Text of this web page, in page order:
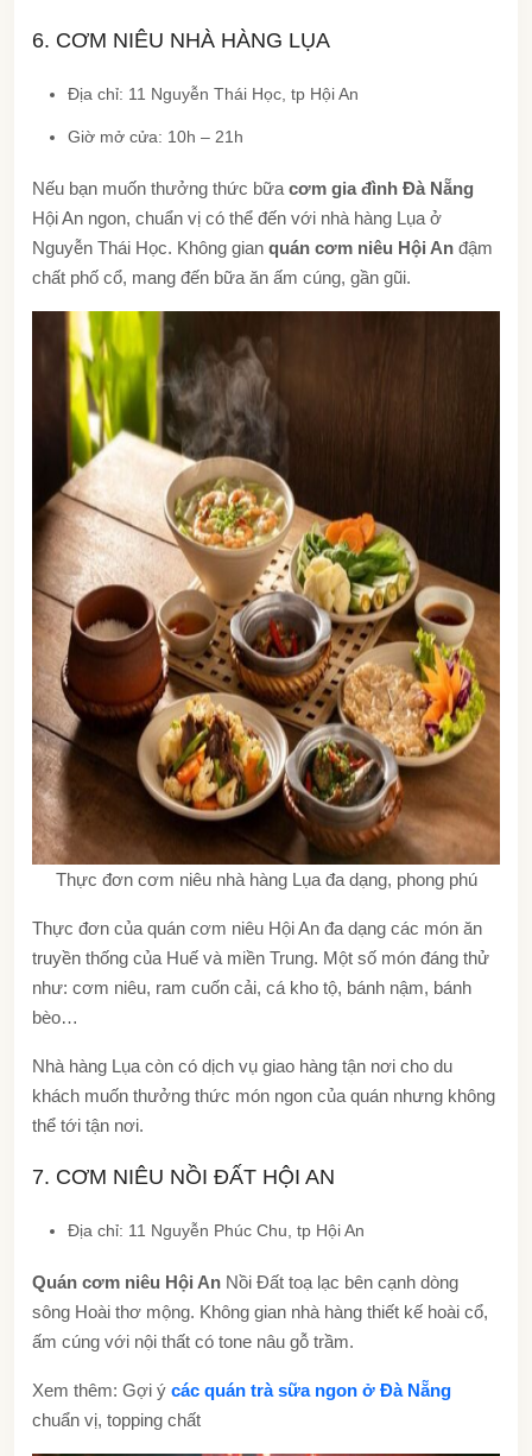
6. CƠM NIÊU NHÀ HÀNG LỤA
Địa chỉ: 11 Nguyễn Thái Học, tp Hội An
Giờ mở cửa: 10h – 21h
Nếu bạn muốn thưởng thức bữa cơm gia đình Đà Nẵng
Hội An ngon, chuẩn vị có thể đến với nhà hàng Lụa ở
Nguyễn Thái Học. Không gian quán cơm niêu Hội An đậm
chất phố cổ, mang đến bữa ăn ấm cúng, gần gũi.
Thực đơn cơm niêu nhà hàng Lụa đa dạng, phong phú
Thực đơn của quán cơm niêu Hội An đa dạng các món ăn
truyền thống của Huế và miền Trung. Một số món đáng thử
như: cơm niêu, ram cuốn cải, cá kho tộ, bánh nậm, bánh
bèo…
Nhà hàng Lụa còn có dịch vụ giao hàng tận nơi cho du
khách muốn thưởng thức món ngon của quán nhưng không
thể tới tận nơi.
7. CƠM NIÊU NỒI ĐẤT HỘI AN
Địa chỉ: 11 Nguyễn Phúc Chu, tp Hội An
Quán cơm niêu Hội An Nồi Đất toạ lạc bên cạnh dòng
sông Hoài thơ mộng. Không gian nhà hàng thiết kế hoài cổ,
ấm cúng với nội thất có tone nâu gỗ trầm.
Xem thêm: Gợi ý các quán trà sữa ngon ở Đà Nẵng
chuẩn vị, topping chất